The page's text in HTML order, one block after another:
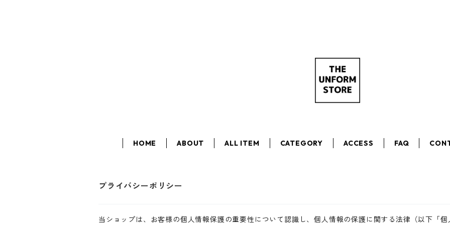
HOME ABOUT ALL ITEM CATEGORY ACCESS FAQ
プライバシーポリシー
当ショップは、お客様の個人情報保護の重要性について認識し、個人情報の保護に関する法律（以下「